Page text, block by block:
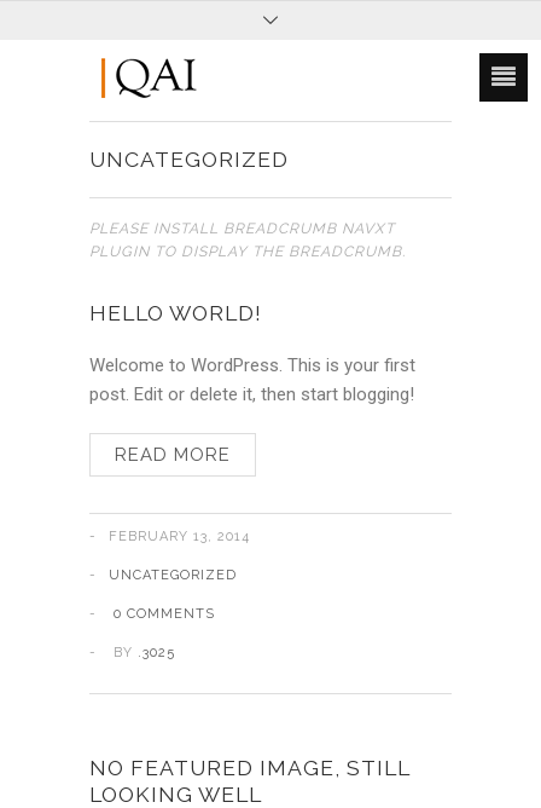
UNCATEGORIZED
PLEASE INSTALL BREADCRUMB NAVXT
PLUGIN TO DISPLAY THE BREADCRUMB.
HELLO WORLD!
Welcome to WordPress. This is your first
post. Edit or delete it, then start blogging!
READ MORE
FEBRUARY 13, 2014
UNCATEGORIZED
0 COMMENTS
BY .3025
NO FEATURED IMAGE, STILL
LOOKING WELL